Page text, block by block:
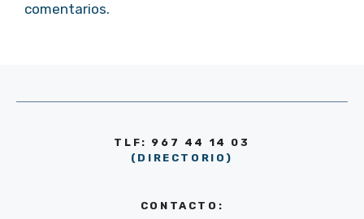
comentarios.
TLF: 967 44 14 03
(DIRECTORIO)
CONTACTO: